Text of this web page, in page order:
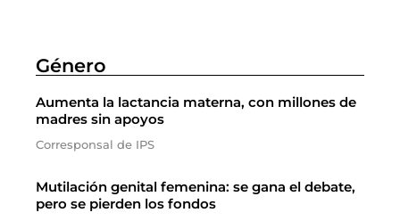
Género
Aumenta la lactancia materna, con millones de
madres sin apoyos
Corresponsal de IPS
Mutilación genital femenina: se gana el debate,
pero se pierden los fondos